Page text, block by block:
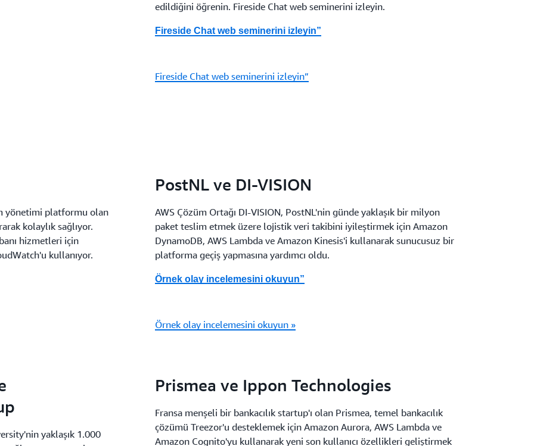
edildiğini öğrenin. Fireside Chat web seminerini izleyin.
Fireside Chat web seminerini izleyin”
Fireside Chat web seminerini izleyin”
yönetimi platformu olan
kolaylık sağlıyor.
hizmetleri için
kullanıyor.
PostNL ve DI-VISION
AWS Çözüm Ortağı DI-VISION, PostNL'nin günde yaklaşık bir milyon
paket teslim etmek üzere lojistik veri takibini iyileştirmek için Amazon
DynamoDB, AWS Lambda ve Amazon Kinesis'i kullanarak sunucusuz bir
platforma geçiş yapmasına yardımcı oldu.
Örnek olay incelemesini okuyun”
Örnek olay incelemesini okuyun »
yaklaşık 1.000
Prismea ve Ippon Technologies
Fransa menşeli bir bankacılık startup'ı olan Prismea, temel bankacılık
çözümü Treezor'u desteklemek için Amazon Aurora, AWS Lambda ve
Amazon Cognito'yu kullanarak yeni son kullanıcı özellikleri geliştirmek